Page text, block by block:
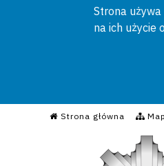
Strona
na ich użycie
Strona główna